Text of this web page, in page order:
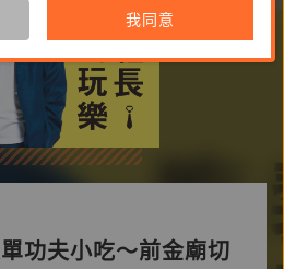
功夫小吃～前金廟切
我同意